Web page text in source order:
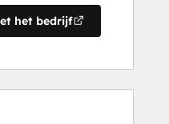
het bedrijf